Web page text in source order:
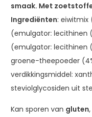
smaak. Met
Ingrediënten: eiwitmix
(emulgator: lecithinen
(emulgator:
groene-theepoeder
verdikkingsmiddel:
steviolglycosiden uit
Kan sporen van gluten